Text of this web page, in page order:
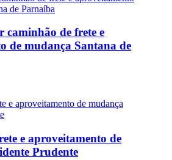
caminhão de frete e
de mudança Santana de
e aproveitamento de
Prudente